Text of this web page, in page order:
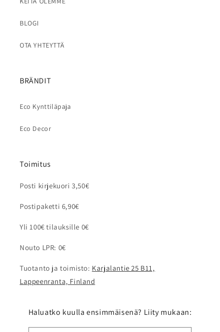
BLOGI
OTA YHTEYTTÄ
BRÄNDIT
Eco Kynttiläpaja
Eco Decor
Toimitus
Posti kirjekuori 3,50€
Postipaketti 6,90€
Yli 100€ tilauksille 0€
Nouto LPR: 0€
Tuotanto ja toimisto: Karjalantie 25 B11,
Lappeenranta, Finland
Haluatko kuulla ensimmäisenä? Liity mukaan: